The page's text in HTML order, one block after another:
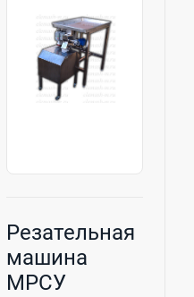
Резательная
машина
МРСУ